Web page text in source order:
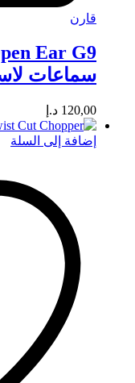
قارن
Ear G9
سماعات
120,00 د.إ
إضافة إلى السلة